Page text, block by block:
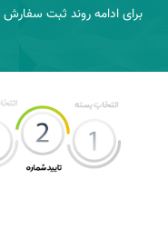
برای ادامه روند ثبت